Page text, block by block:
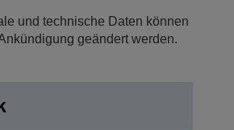
und technische Daten können
geändert werden.